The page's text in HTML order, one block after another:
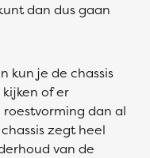
dan dus gaan
kun je de chassis
of er
dan al
zegt heel
van de